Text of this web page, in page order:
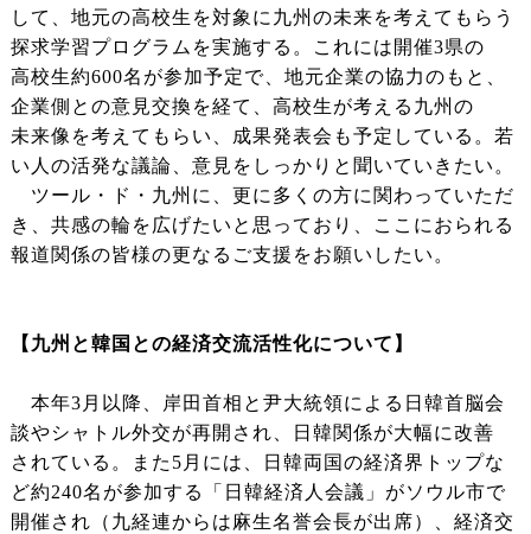
して、地元の高校生を対象に九州の未来を考えてもらう
探求学習プログラムを実施する。これには開催3県の
高校生約600名が参加予定で、地元企業の協力のもと、
企業側との意見交換を経て、高校生が考える九州の
未来像を考えてもらい、成果発表会も予定している。若
い人の活発な議論、意見をしっかりと聞いていきたい。
ツール・ド・九州に、更に多くの方に関わっていただ
き、共感の輪を広げたいと思っており、ここにおられる
報道関係の皆様の更なるご支援をお願いしたい。
【九州と韓国との経済交流活性化について】
本年3月以降、岸田首相と尹大統領による日韓首脳会
談やシャトル外交が再開され、日韓関係が大幅に改善
されている。また5月には、日韓両国の経済界トップな
ど約240名が参加する「日韓経済人会議」がソウル市で
開催され（九経連からは麻生名誉会長が出席）、経済交